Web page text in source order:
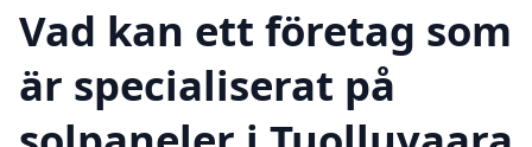
Vad kan ett företag som
är specialiserat på